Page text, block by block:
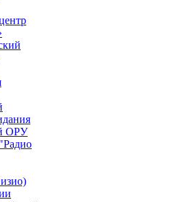
ОРУ